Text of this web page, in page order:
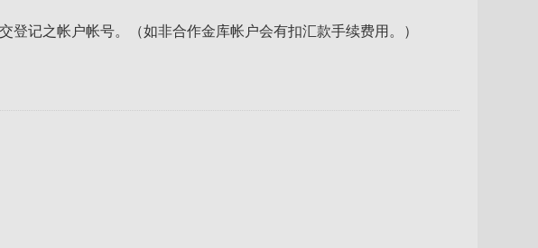
登记之帐户帐号。（如非合作金库帐户会有扣汇款手续费用。）